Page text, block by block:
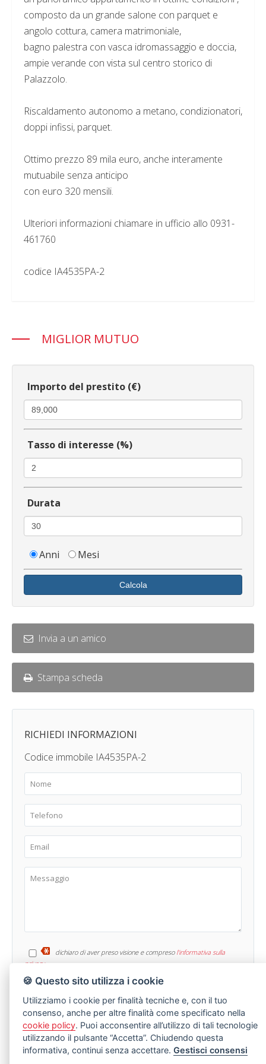
composto da un grande salone con parquet e
angolo cottura, camera matrimoniale,
bagno palestra con vasca idromassaggio e doccia,
ampie verande con vista sul centro storico di
Palazzolo.
Riscaldamento autonomo a metano, condizionatori,
doppi infissi, parquet.
Ottimo prezzo 89 mila euro, anche interamente
mutuabile senza anticipo
con euro 320 mensili.
Ulteriori informazioni chiamare in ufficio allo 0931-
461760
codice IA4535PA-2
MIGLIOR MUTUO
Importo del prestito (€)
Tasso di interesse (%)
Durata
Anni Mesi
Calcola
Invia a un amico
Stampa scheda
RICHIEDI INFORMAZIONI
Codice immobile IA4535PA-2
dichiaro di aver preso visione e compreso l'informativa sulla
privacy
🍪 Questo sito utilizza i cookie
Utilizziamo i cookie per finalità tecniche e, con il tuo
consenso, anche per altre finalità come specificato nella
cookie policy. Puoi acconsentire all’utilizzo di tali tecnologie
utilizzando il pulsante “Accetta”. Chiudendo questa
informativa, continui senza accettare.Gestisci consensi